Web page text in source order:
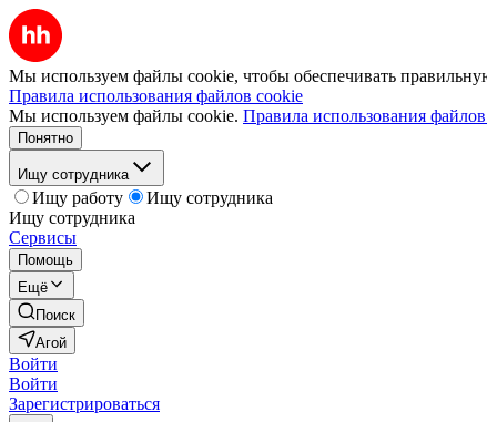
Мы используем файлы cookie, чтобы обеспечивать
Правила использования файлов cookie
Мы используем файлы cookie. Правила использования
Понятно
Ищу сотрудника
Ищу работу
Ищу сотрудника
Ищу сотрудника
Сервисы
Помощь
Ещё
Поиск
Агой
Войти
Войти
Зарегистрироваться